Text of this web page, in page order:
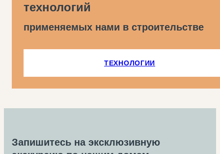
технологий
применяемых нами в строительстве
ТЕХНОЛОГИИ
Запишитесь на эксклюзивную